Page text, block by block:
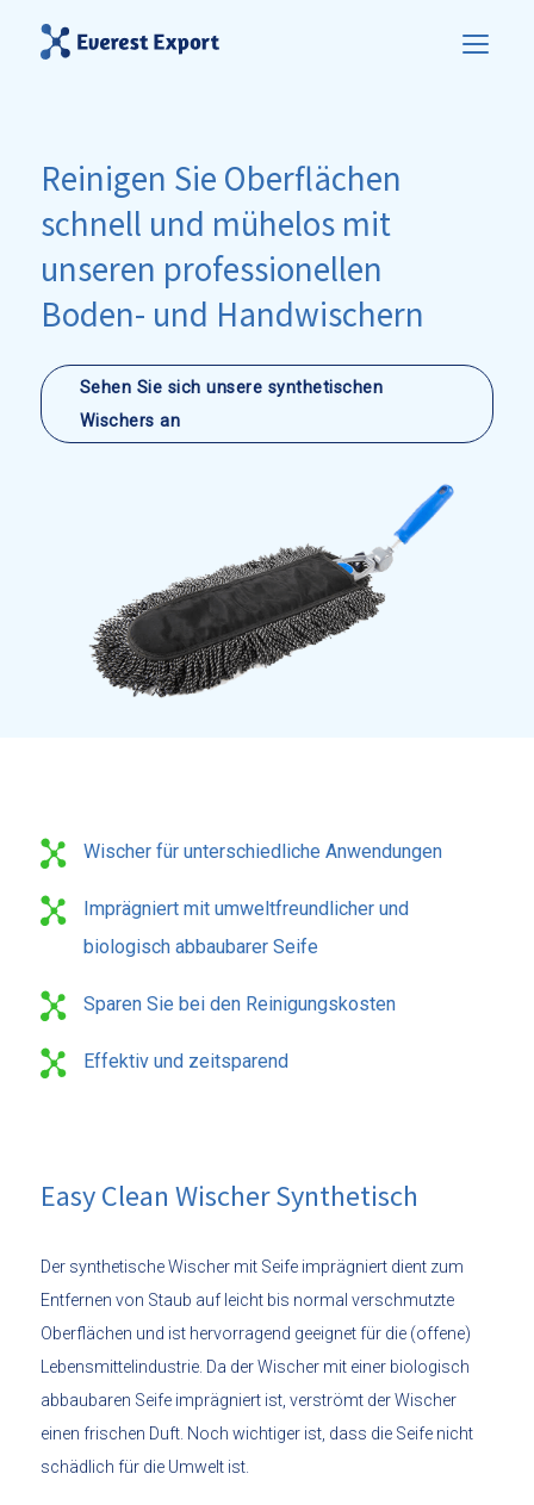
Reinigen Sie Oberflächen
schnell und mühelos mit
unseren professionellen
Boden- und Handwischern
Sehen Sie sich unsere synthetischen
Wischers an
Wischer für unterschiedliche Anwendungen
Imprägniert mit umweltfreundlicher und
biologisch abbaubarer Seife
Sparen Sie bei den Reinigungskosten
Effektiv und zeitsparend
Easy Clean Wischer Synthetisch
Der synthetische Wischer mit Seife imprägniert dient zum
Entfernen von Staub auf leicht bis normal verschmutzte
Oberflächen und ist hervorragend geeignet für die (offene)
Lebensmittelindustrie. Da der Wischer mit einer biologisch
abbaubaren Seife imprägniert ist, verströmt der Wischer
einen frischen Duft. Noch wichtiger ist, dass die Seife nicht
schädlich für die Umwelt ist.